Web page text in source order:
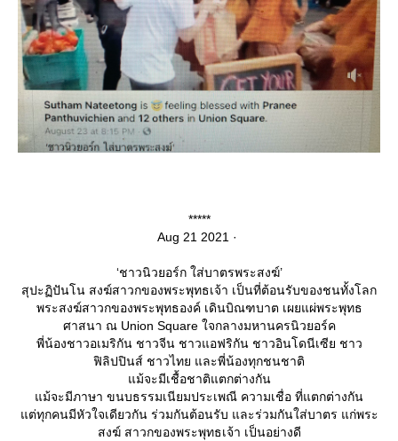
*****
Aug 21 2021 ·
‘ชาวนิวยอร์ก ใส่บาตรพระสงฆ์’
สุปะฏิปันโน สงฆ์สาวกของพระพุทธเจ้า เป็นที่ต้อนรับของชนทั้งโลก
พระสงฆ์สาวกของพระพุทธองค์ เดินบิณฑบาต เผยแผ่พระพุทธ
ศาสนา ณ Union Square ใจกลางมหานครนิวยอร์ค
พี่น้องชาวอเมริกัน ชาวจีน ชาวแอฟริกัน ชาวอินโดนีเซีย ชาว
ฟิลิปปินส์ ชาวไทย และพี่น้องทุกชนชาติ
ม้จะมีเชื้อชาติแตกต่างกัน
ม้จะมีภาษา ขนบธรรมเนียมประเพณี ความเชื่อ ที่แตกต่างกัน
ต่ทุกคนมีหัวใจเดียวกัน ร่วมกันต้อนรับ และร่วมกันใส่บาตร แก่พระ
สงฆ์ สาวกของพระพุทธเจ้า เป็นอย่างดี